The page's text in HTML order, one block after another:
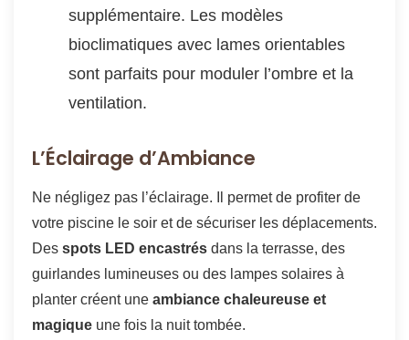
supplémentaire. Les modèles
bioclimatiques avec lames orientables
sont parfaits pour moduler l’ombre et la
ventilation.
L’Éclairage d’Ambiance
Ne négligez pas l’éclairage. Il permet de profiter de
votre piscine le soir et de sécuriser les déplacements.
Des spots LED encastrés dans la terrasse, des
guirlandes lumineuses ou des lampes solaires à
planter créent une ambiance chaleureuse et
magique une fois la nuit tombée.